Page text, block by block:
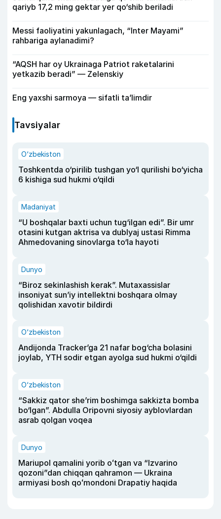
qariyb 17,2 ming gektar yer qo‘shib beriladi
Messi faoliyatini yakunlagach, “Inter Mayami”
rahbariga aylanadimi?
“AQSH har oy Ukrainaga Patriot raketalarini
yetkazib beradi” — Zelenskiy
Eng yaxshi sarmoya — sifatli ta’limdir
Tavsiyalar
O‘zbekiston
Toshkentda o‘pirilib tushgan yo‘l qurilishi bo‘yicha
6 kishiga sud hukmi o‘qildi
Madaniyat
“U boshqalar baxti uchun tug‘ilgan edi”. Bir umr
otasini kutgan aktrisa va dublyaj ustasi Rimma
Ahmedovaning sinovlarga to‘la hayoti
Dunyo
“Biroz sekinlashish kerak”. Mutaxassislar
insoniyat sun’iy intellektni boshqara olmay
qolishidan xavotir bildirdi
O‘zbekiston
Andijonda Tracker’ga 21 nafar bog‘cha bolasini
joylab, YTH sodir etgan ayolga sud hukmi o‘qildi
O‘zbekiston
“Sakkiz qator she’rim boshimga sakkizta bomba
bo‘lgan”. Abdulla Oripovni siyosiy ayblovlardan
asrab qolgan voqea
Dunyo
Mariupol qamalini yorib oʻtgan va “Izvarino
qozoni”dan chiqqan qahramon — Ukraina
armiyasi bosh qoʻmondoni Drapatiy haqida